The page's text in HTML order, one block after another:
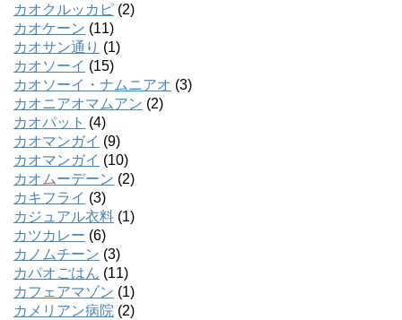
カオクルッカピ (2)
カオケーン (11)
カオサン通り (1)
カオソーイ (15)
カオソーイ・ナムニアオ (3)
カオニアオマムアン (2)
カオパット (4)
カオマンガイ (9)
カオマンガイ (10)
カオムーデーン (2)
カキフライ (3)
カジュアル衣料 (1)
カツカレー (6)
カノムチーン (3)
カパオごはん (11)
カフェアマゾン (1)
カメリアン病院 (2)